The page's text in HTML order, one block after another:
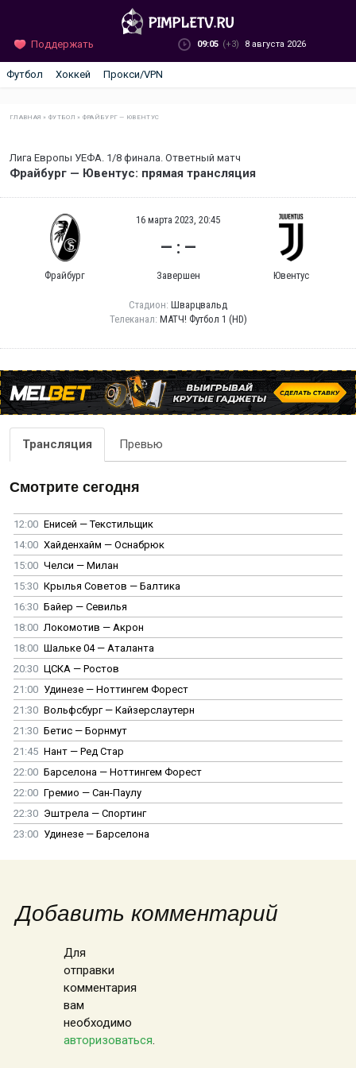
Поддержать 09:05 (+3) 8 августа 2026
Футбол Хоккей Прокси/VPN
ГЛАВНАЯ »ФУТБОЛ » ФРАЙБУРГ — ЮВЕНТУС
Лига Европы УЕФА. 1/8 финала. Ответный матч
Фрайбург — Ювентус: прямая трансляция
Фрайбург
16 марта 2023, 20:45
— : —
Завершен Ювентус
Стадион: Шварцвальд
Телеканал: МАТЧ! Футбол 1 (HD)
Трансляция Превью
Смотрите сегодня
12:00 Енисей — Текстильщик
14:00 Хайденхайм — Оснабрюк
15:00 Челси — Милан
15:30 Крылья Советов — Балтика
16:30 Байер — Севилья
18:00 Локомотив — Акрон
18:00 Шальке 04 — Аталанта
20:30 ЦСКА — Ростов
21:00 Удинезе — Ноттингем Форест
21:30 Вольфсбург — Кайзерслаутерн
21:30 Бетис — Борнмут
21:45 Нант — Ред Стар
22:00 Барселона — Ноттингем Форест
22:00 Гремио — Сан-Паулу
22:30 Эштрела — Спортинг
23:00 Удинезе — Барселона
Добавить комментарий
Для
отправки
комментария
вам
необходимо
авторизоваться.